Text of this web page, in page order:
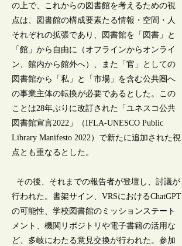
の上で、これからの図書館を考えるための視
点は、図書館の構成要素たる情報・空間・人
それぞれの拡張であり、図書館を「図書」と
「館」から自由に（オフラインからオンライ
ン、館内から館外へ）、また「官」としての
図書館から「私」と「市場」を含む公共圏へ
の事業主体の転換が必要であるとした。この
ことは28年ぶりに改訂された「ユネスコ公共
図書館宣言2022」（IFLA-UNESCO Public
Library Manifesto 2022）で新たに追加された視
点とも重なるとした。
その後、それまでの報告者が登壇し、討議が
行われた。書架サイン、VRSにおけるChatGPT
の可能性、学校図書館のミッションステート
メント、機関リポジトリや電子書籍の活用な
ど、多岐にわたる意見交換が行われた。参加